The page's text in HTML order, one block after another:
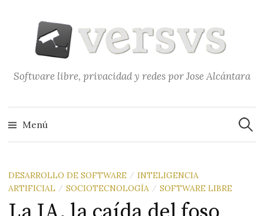
contenido
Software libre, privacidad y redes por Jose Alcántara
Menú
DESARROLLO DE SOFTWARE / INTELIGENCIA
ARTIFICIAL / SOCIOTECNOLOGÍA / SOFTWARE LIBRE